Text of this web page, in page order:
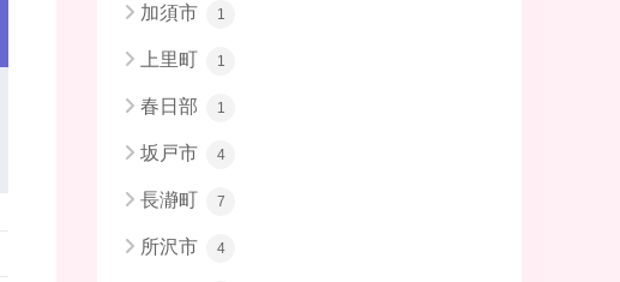
加須市 1
上里町 1
春日部 1
坂戸市 4
長瀞町 7
所沢市 4